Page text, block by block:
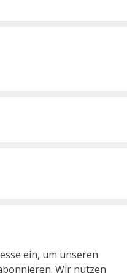
ein, um unseren
Wir nutzen